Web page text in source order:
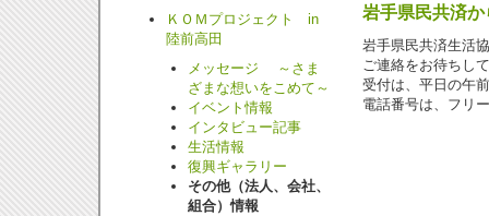
岩手県民共済
岩手県民共済生活
ご連絡をお待ちし
受付は、平日の午
電話番号は、フリ
ＫＯＭプロジェクト in
陸前高田
メッセージ ～さま
ざまな想いをこめて～
イベント情報
インタビュー記事
生活情報
復興ギャラリー
その他（法人、会社、
組合）情報